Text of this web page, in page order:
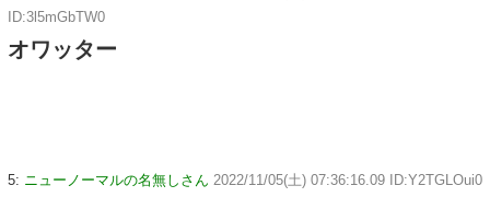
ID:3l5mGbTW0
オワッター
5: ニューノーマルの名無しさん 2022/11/05(土) 07:36:16.09 ID:Y2TGLOui0